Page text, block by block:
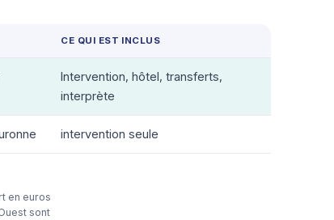
CE QUI EST INCLUS
Intervention, hôtel, transferts,
interprète
intervention seule
en euros
sont